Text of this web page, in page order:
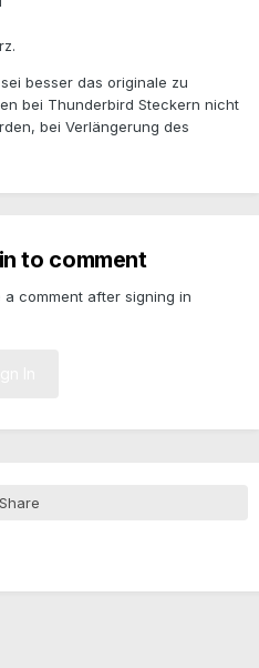
besser das originale zu
bei Thunderbird Steckern nicht
bei Verlängerung des
to comment
comment after signing in
Share